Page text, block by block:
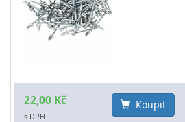
22,00 Kč
s DPH
Koupit